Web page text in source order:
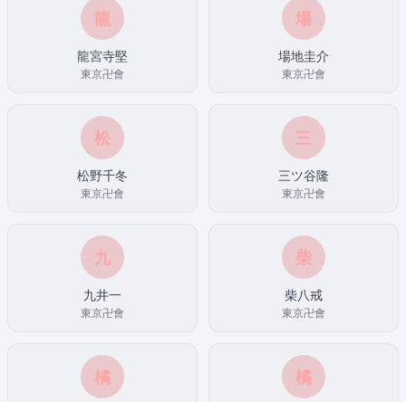
龍
龍宮寺堅
東京卍會
場
場地圭介
東京卍會
松
松野千冬
東京卍會
三
三ツ谷隆
東京卍會
九
九井一
東京卍會
柴
柴八戒
東京卍會
橘 橘